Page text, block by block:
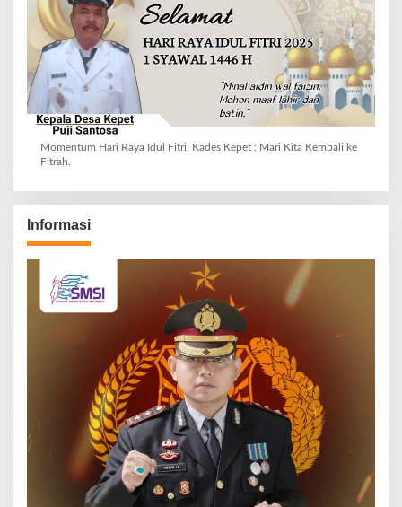
Momentum Hari Raya Idul Fitri, Kades Kepet : Mari Kita Kembali ke
Fitrah.
Informasi